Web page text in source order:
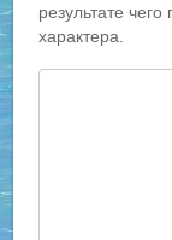
результате
характера.